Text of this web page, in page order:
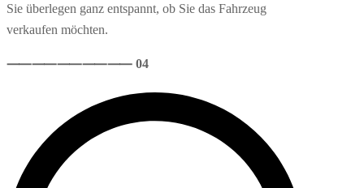
Sie überlegen ganz entspannt, ob Sie das Fahrzeug
verkaufen möchten.
⸺⸺⸺⸺⸺ 04